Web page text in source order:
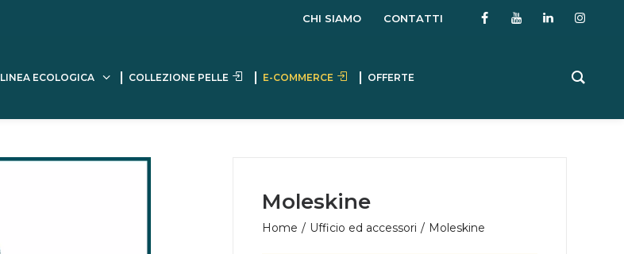
CHI SIAMO CONTATTI
LINEA ECOLOGICA COLLEZIONE PELLE E-COMMERCE OFFERTE
Moleskine
Home Ufficio ed accessori Moleskine